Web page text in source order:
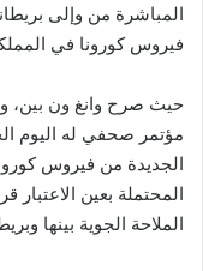
المباشرة من وإلى
فيروس كورونا في
حيث صرح وانغ ون بين،
مؤتمر صحفي له اليوم
الجديدة من فيروس
المحتملة بعين
الملاحة الجوية بينها